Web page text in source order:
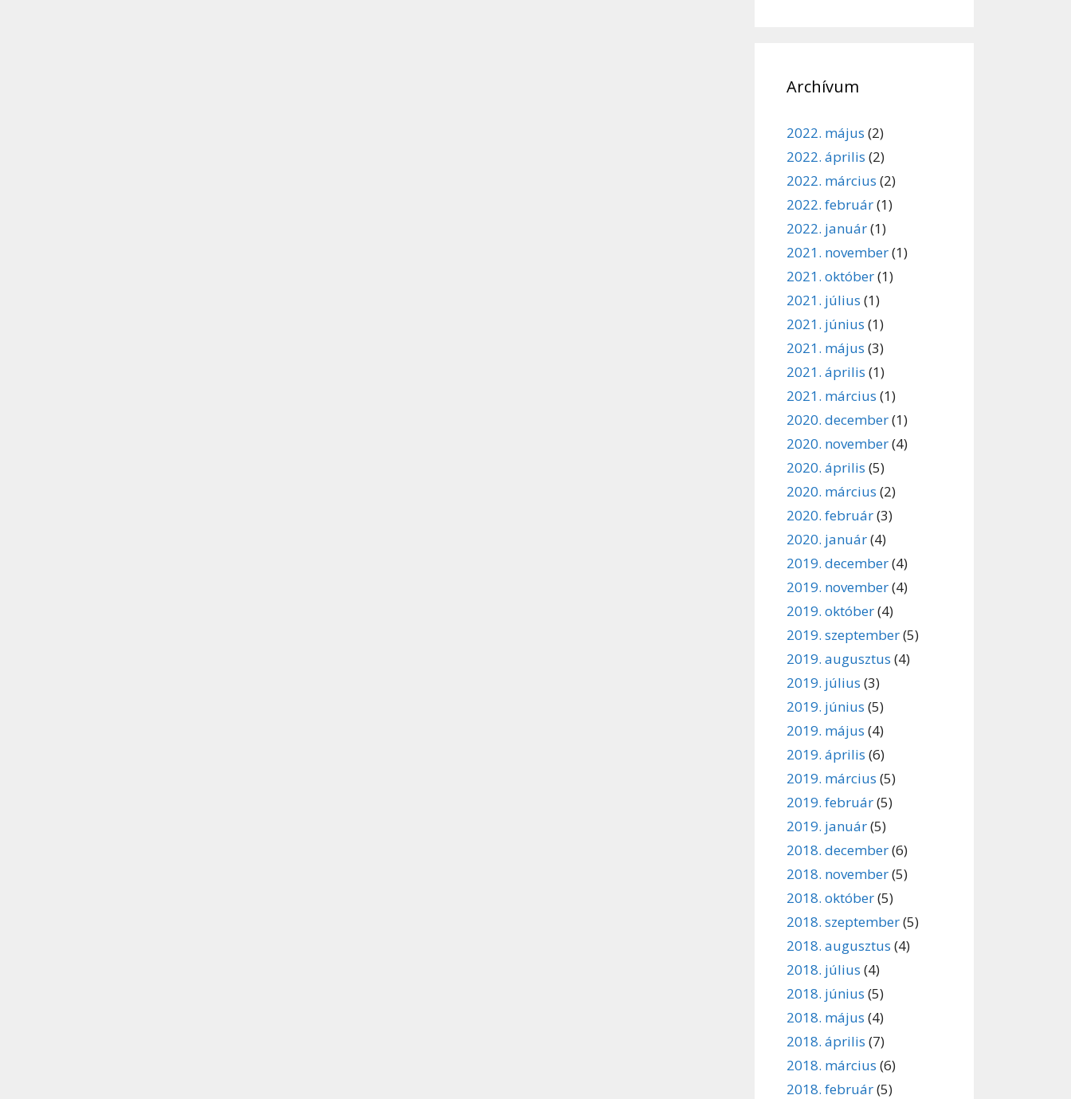
Archívum
2022. május (2)
2022. április (2)
2022. március (2)
2022. február(1)
2022. január(1)
2021. november(1)
2021. október(1)
2021. július (1)
2021. június (1)
2021. május (3)
2021. április (1)
2021. március (1)
2020. december(1)
2020. november(4)
2020. április (5)
2020. március (2)
2020. február(3)
2020. január(4)
2019. december(4)
2019. november(4)
2019. október(4)
2019. szeptember(5)
2019. augusztus (4)
2019. július (3)
2019. június (5)
2019. május (4)
2019. április (6)
2019. március (5)
2019. február(5)
2019. január(5)
2018. december(6)
2018. november(5)
2018. október(5)
2018. szeptember(5)
2018. augusztus (4)
2018. július (4)
2018. június (5)
2018. május (4)
2018. április (7)
2018. március (6)
2018. február(5)